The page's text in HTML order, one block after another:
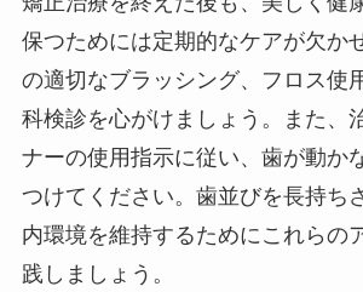
保つためには定期的なケアが欠か
の適切なブラッシング、フロス使
科検診を心がけましょう。また、
ナーの使用指示に従い、歯が動か
つけてください。歯並びを長持ち
内環境を維持するためにこれらの
践しましょう。